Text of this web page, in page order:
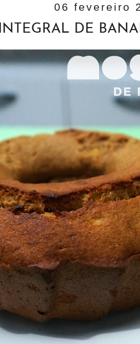
06 fevereiro
DE